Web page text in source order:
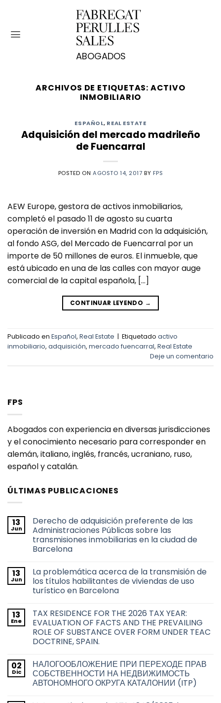
contenido
ARCHIVOS DE ETIQUETAS: ACTIVO
INMOBILIARIO
ESPAÑOL, REAL ESTATE
Adquisición del mercado madrileño
de Fuencarral
POSTED ONAGOSTO 14, 2017 BY FPS
AEW Europe, gestora de activos inmobiliarios,
completó el pasado 11 de agosto su cuarta
operación de inversión en Madrid con la adquisición,
al fondo ASG, del Mercado de Fuencarral por un
importe de 50 millones de euros. El inmueble, que
está ubicado en una de las calles con mayor auge
comercial de la capital española, […]
CONTINUAR LEYENDO →
Publicado en Español, Real Estate | Etiquetado activo
inmobiliario, adquisición, mercado fuencarral, Real Estate
Deje un comentario
FPS
Abogados con experiencia en diversas jurisdicciones
y el conocimiento necesario para corresponder en
alemán, italiano, inglés, francés, ucraniano, ruso,
español y catalán.
ÚLTIMAS PUBLICACIONES
13
Jun
Derecho de adquisición preferente de las
Administraciones Públicas sobre las
transmisiones inmobiliarias en la ciudad de
Barcelona
comentarios
en
Derecho
de
de
las
Administraciones
Públicas
sobre
las
en
la
ciudad
de
Barcelona
13
Jun
La problemática acerca de la transmisión de
los títulos habilitantes de viviendas de uso
turístico en Barcelona
comentarios
en
La
problemática
acerca
de
de
los
títulos
habilitantes
13
Ene
TAX RESIDENCE FOR THE 2026 TAX YEAR:
EVALUATION OF FACTS AND THE PREVAILING
ROLE OF SUBSTANCE OVER FORM UNDER TEAC
DOCTRINE, SPAIN.
comentarios
en
TAX
RESIDENCE
02
Dic
НАЛОГООБЛОЖЕНИЕ ПРИ ПЕРЕХОДЕ ПРАВ
СОБСТВЕННОСТИ НА НЕДВИЖИМОСТЬ
АВТОНОМНОГО ОКРУГА КАТАЛОНИИ (ITP)